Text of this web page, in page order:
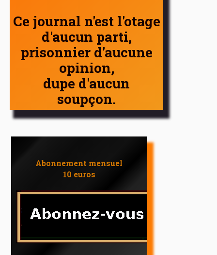
Ce journal n'est l'otage
d'aucun parti,
prisonnier d'aucune
opinion,
dupe d'aucun
soupçon.
Abonnement mensuel
10 euros